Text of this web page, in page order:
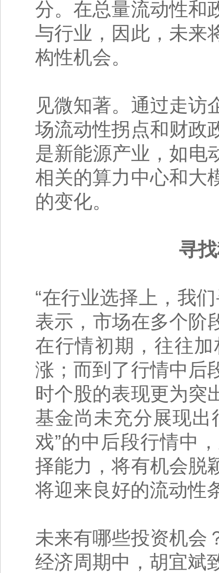
分。在总量流动性和
与行业，因此，未来
构性机会。
见微知著。通过走访
场流动性拐点和财政
是新能源产业，如电
相关的算力中心和大
的变化。
寻
“在行业选择上，我
表示，市场在多个阶
在行情初期，往往
涨；而到了行情中后
时个股的表现更为突
基金尚未充分展现出
戏”的中后段行情中
择能力，将有机会脱
将迎来良好的流动性
未来有哪些投资机会
经济周期中，胡宜斌